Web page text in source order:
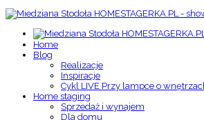
Home
Blog
Realizacje
Inspiracje
Cykl LIVE Przy lampce o
Home staging
Sprzedaż i wynajem
Dla domu